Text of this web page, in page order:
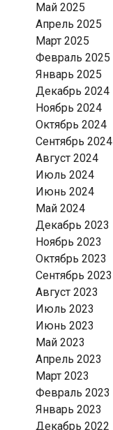
Май 2025
Апрель 2025
Март 2025
Февраль 2025
Январь 2025
Декабрь 2024
Ноябрь 2024
Октябрь 2024
Сентябрь 2024
Август 2024
Июль 2024
Июнь 2024
Май 2024
Декабрь 2023
Ноябрь 2023
Октябрь 2023
Сентябрь 2023
Август 2023
Июль 2023
Июнь 2023
Май 2023
Апрель 2023
Март 2023
Февраль 2023
Январь 2023
Декабрь 2022